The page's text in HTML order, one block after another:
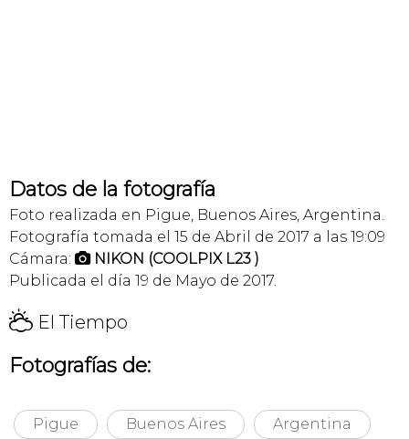
Datos de la fotografía
Foto realizada en Pigue, Buenos Aires, Argentina.
Fotografía tomada el 15 de Abril de 2017 a las 19:09
Cámara:  NIKON (COOLPIX L23 )
Publicada el día 19 de Mayo de 2017.
H El Tiempo
Fotografías de:
Pigue Buenos Aires Argentina